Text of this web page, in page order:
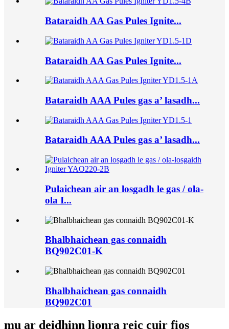
Bataraidh AA Gas Pules Ignite...
Bataraidh AA Gas Pules Ignite...
Bataraidh AAA Pules gas a’ lasadh...
Bataraidh AAA Pules gas a’ lasadh...
Pulaichean air an losgadh le gas / ola-
ola I...
Bhalbhaichean gas connaidh
BQ902C01-K
Bhalbhaichean gas connaidh
BQ902C01
mu ar deidhinn lìonra reic cuir fios